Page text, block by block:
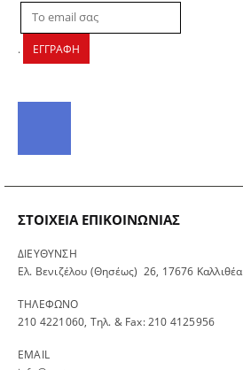
. ΕΓΓΡΑΦΗ
ΣΤΟΙΧΕΊΑ ΕΠΙΚΟΙΝΩΝΊΑΣ
ΔΙΕΥΘΥΝΣΗ
Ελ. Βενιζέλου (Θησέως) 26, 17676 Καλλιθέα
ΤΗΛΕΦΩΝΟ
210 4221060, Τηλ. & Fax: 210 4125956
EMAIL